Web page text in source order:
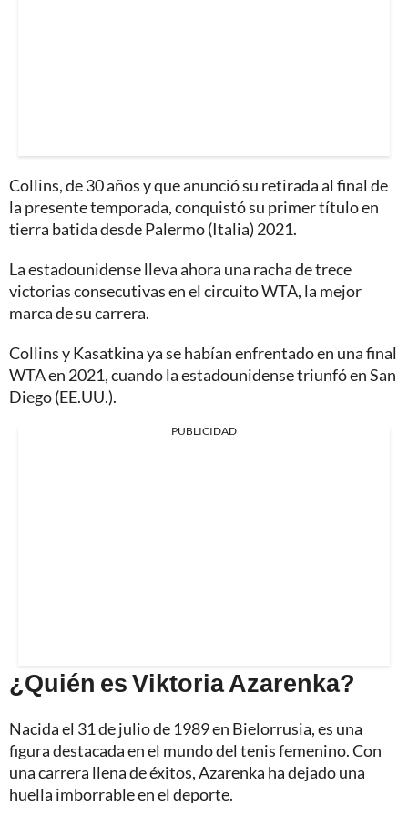
Collins, de 30 años y que anunció su retirada al final de
la presente temporada, conquistó su primer título en
tierra batida desde Palermo (Italia) 2021.
La estadounidense lleva ahora una racha de trece
victorias consecutivas en el circuito WTA, la mejor
marca de su carrera.
Collins y Kasatkina ya se habían enfrentado en una final
WTA en 2021, cuando la estadounidense triunfó en San
Diego (EE.UU.).
PUBLICIDAD
¿Quién es Viktoria Azarenka?
Nacida el 31 de julio de 1989 en Bielorrusia, es una
figura destacada en el mundo del tenis femenino. Con
una carrera llena de éxitos, Azarenka ha dejado una
huella imborrable en el deporte.